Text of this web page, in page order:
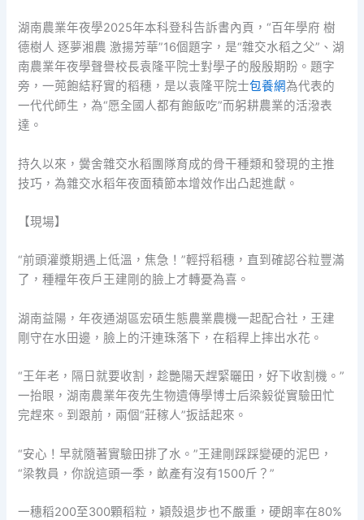
湖南農業年夜學2025年本科登科告訴書內頁，“百年學府 樹
德樹人 逐夢湘農 激揚芳華”16個題字，是“雜交水稻之父”、湖
南農業年夜學聲譽校長袁隆平院士對學子的殷殷期盼。題字
旁，一蔸飽結籽實的稻穗，是以袁隆平院士包養網為代表的
一代代師生，為“愿全國人都有飽飯吃”而躬耕農業的活潑表
達。
持久以來，黌舍雜交水稻團隊育成的骨干種類和發現的主推
技巧，為雜交水稻年夜面積節本增效作出凸起進獻。
【現場】
“前頭灌漿期遇上低溫，焦急！”輕捋稻穗，直到確認谷粒豐滿
了，種糧年夜戶王建剛的臉上才轉憂為喜。
湖南益陽，年夜通湖區宏碩生態農業農機一起配合社，王建
剛守在水田邊，臉上的汗連珠落下，在稻稈上摔出水花。
“王年老，隔日就要收割，趁艷陽天趕緊曬田，好下收割機。”
一抬眼，湖南農業年夜先生物遺傳學博士后梁毅從實驗田忙
完趕來。到跟前，兩個“莊稼人”扳話起來。
“安心！早就隨著實驗田排了水。”王建剛踩踩變硬的泥巴，
“梁教員，你說這頭一季，畝產有沒有1500斤？”
一穗稻200至300顆稻粒，穎殼退步也不嚴重，硬朗率在80%